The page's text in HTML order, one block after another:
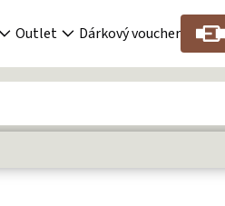
Outlet Dárkový voucher